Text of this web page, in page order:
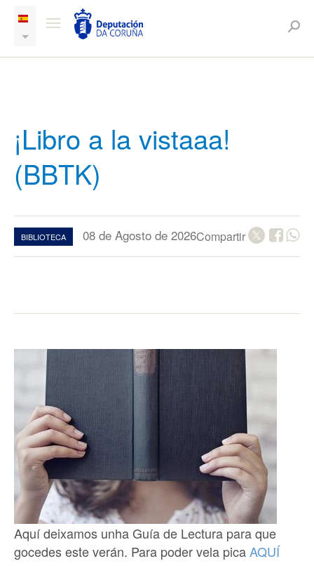
¡Libro a la vistaaa!
(BBTK)
BIBLIOTECA 08 de Agosto de 2026Compartir
Aquí deixamos unha Guía de Lectura para que
gocedes este verán. Para poder vela picaAQUÍ